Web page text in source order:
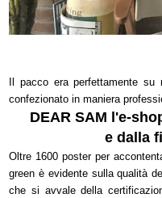
Il pacco era perfettamente
confezionato in maniera
DEAR SAM l'e-
e dalla
Oltre 1600 poster per
green è evidente sulla qualità
che si avvale della